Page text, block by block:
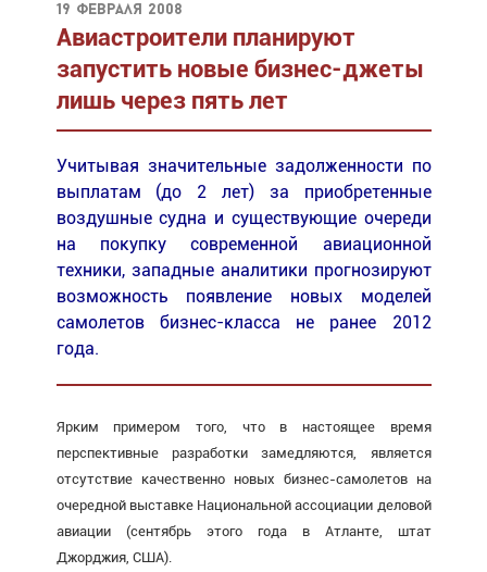
19 февраля 2008
Авиастроители планируют
запустить новые бизнес-джеты
лишь через пять лет
Учитывая значительные задолженности по
выплатам (до 2 лет) за приобретенные
воздушные судна и существующие очереди
на покупку современной авиационной
техники, западные аналитики прогнозируют
возможность появление новых моделей
самолетов бизнес-класса не ранее 2012
года.
Ярким примером того, что в настоящее время
перспективные разработки замедляются, является
отсутствие качественно новых бизнес-самолетов на
очередной выставке Национальной ассоциации деловой
авиации (сентябрь этого года в Атланте, штат
Джорджия, США).